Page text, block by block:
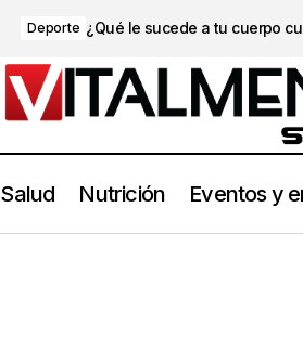
Deporte ¿Qué le sucede a tu cuerpo
Salud Nutrición Eventos y